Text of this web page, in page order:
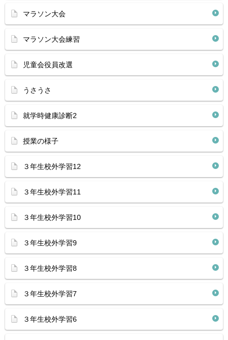
マラソン大会
マラソン大会練習
児童会役員改選
うさうさ
就学時健康診断2
授業の様子
３年生校外学習12
３年生校外学習11
３年生校外学習10
３年生校外学習9
３年生校外学習8
３年生校外学習7
３年生校外学習6